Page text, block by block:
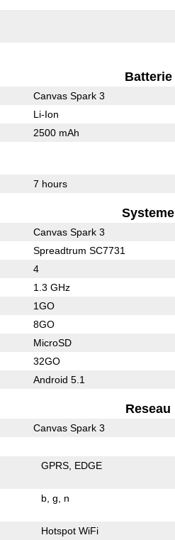
Batterie
Canvas Spark 3
Li-Ion
2500 mAh
7 hours
Systeme
Canvas Spark 3
Spreadtrum SC7731
4
1.3 GHz
1GO
8GO
MicroSD
32GO
Android 5.1
Reseau
Canvas Spark 3
GPRS EDGE
b g n
Hotspot WiFi